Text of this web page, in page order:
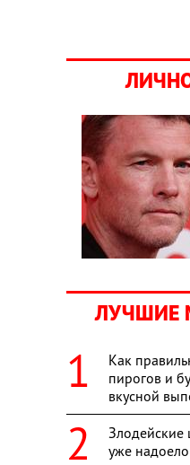
ЛУЧШИЕ
Как
пирогов и
вкусной
Злодейские
уже